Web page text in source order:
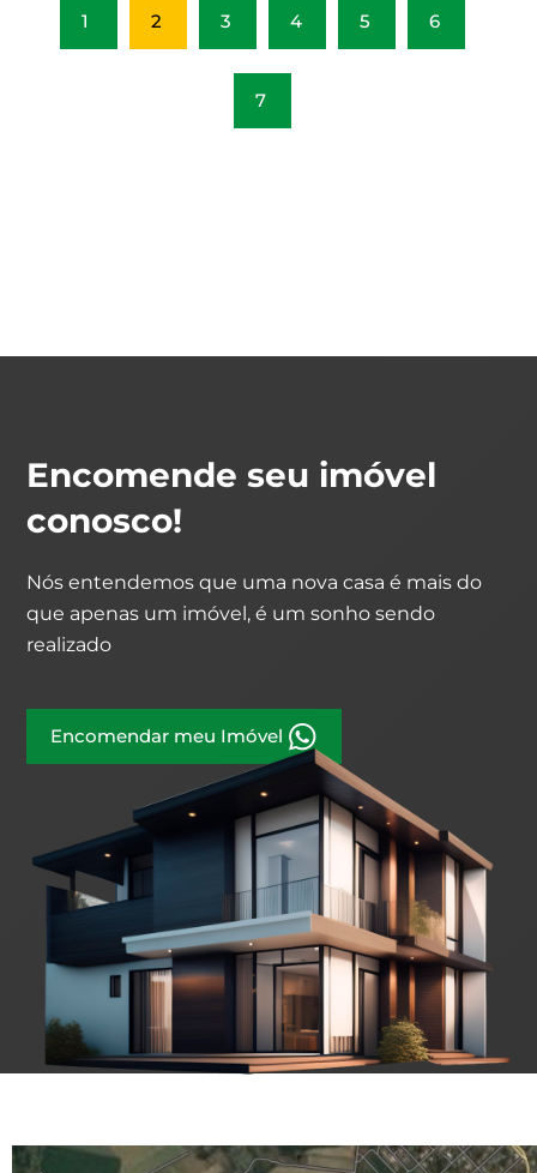
1 2 3 4 5 6
7
Encomende seu imóvel
conosco!
Nós entendemos que uma nova casa é mais do
que apenas um imóvel, é um sonho sendo
realizado
Encomendar meu Imóvel